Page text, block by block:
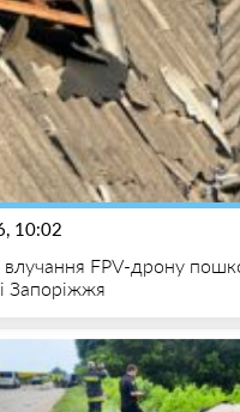
10:02
влучання FPV-дрону
Запоріжжя